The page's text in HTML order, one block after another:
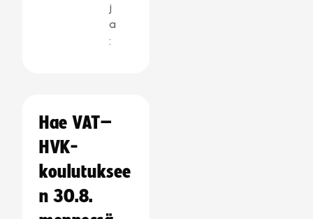
j
a
:
Hae VAT–
HVK-
koulutuksee
n 30.8.